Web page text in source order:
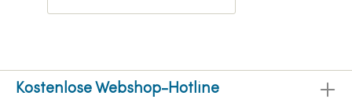
Kostenlose Webshop-Hotline